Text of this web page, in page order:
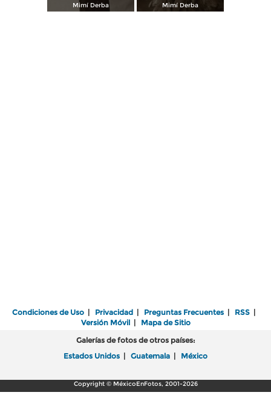
Mimí Derba Mimí Derba
Condiciones de Uso | Privacidad | Preguntas Frecuentes | RSS |
Versión Móvil| Mapa de Sitio
Galerías de fotos de otros países:
Estados Unidos | Guatemala | México
Copyright © MéxicoEnFotos, 2001-2026